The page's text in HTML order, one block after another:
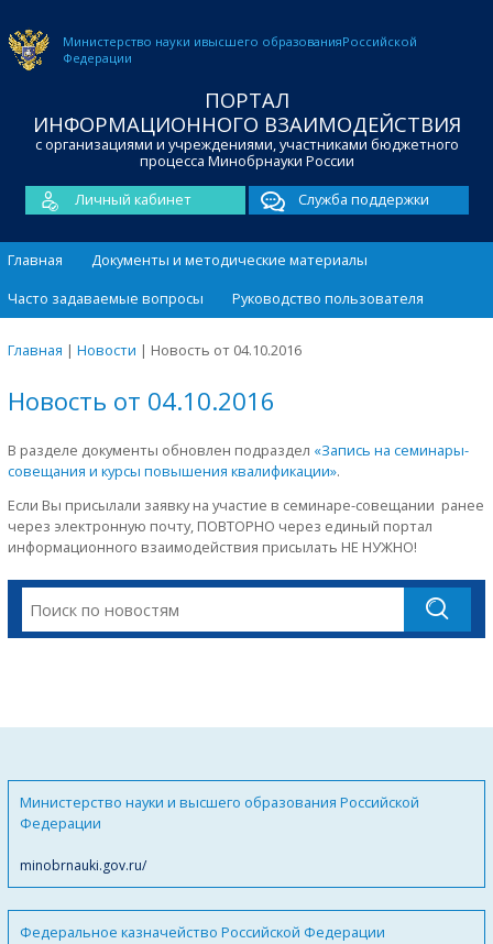
Министерство науки ивысшего образованияРоссийской
Федерации
ПОРТАЛ
ИНФОРМАЦИОННОГО ВЗАИМОДЕЙСТВИЯ
с организациями и учреждениями, участниками бюджетного
процесса Минобрнауки России
Личный кабинет
Служба поддержки
Главная
Документы и методические материалы
Часто задаваемые вопросы
Руководство пользователя
Главная | Новости | Новость от 04.10.2016
Новость от 04.10.2016
В разделе документы обновлен подраздел «Запись на семинары-
совещания и курсы повышения квалификации».
Если Вы присылали заявку на участие в семинаре-совещании ранее
через электронную почту, ПОВТОРНО через единый портал
информационного взаимодействия присылать НЕ НУЖНО!
Министерство науки и высшего образования Российской
Федерации
minobrnauki.gov.ru/
Федеральное казначейство Российской Федерации